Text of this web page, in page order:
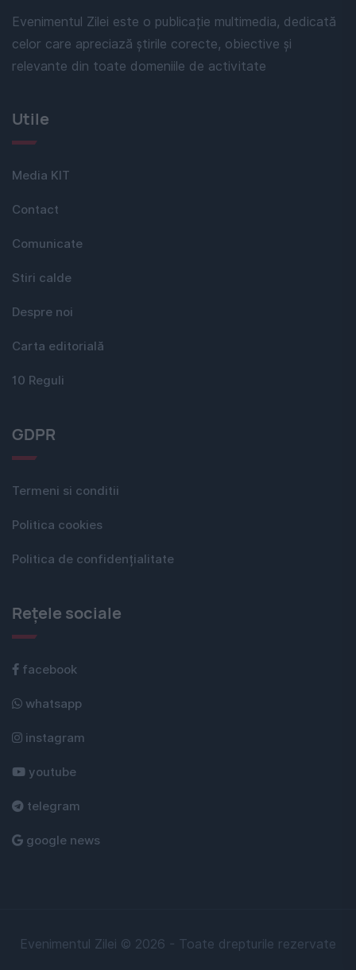
Evenimentul Zilei este o publicație multimedia, dedicată
celor care apreciază știrile corecte, obiective și
relevante din toate domeniile de activitate
Utile
Media KIT
Contact
Comunicate
Stiri calde
Despre noi
Carta editorială
10 Reguli
GDPR
Termeni si conditii
Politica cookies
Politica de confidențialitate
Rețele sociale
facebook
whatsapp
instagram
youtube
telegram
google news
Evenimentul Zilei © 2026 - Toate drepturile rezervate